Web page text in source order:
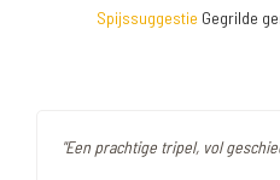
Spijssuggestie Gegrilde
"Een prachtige tripel, vol